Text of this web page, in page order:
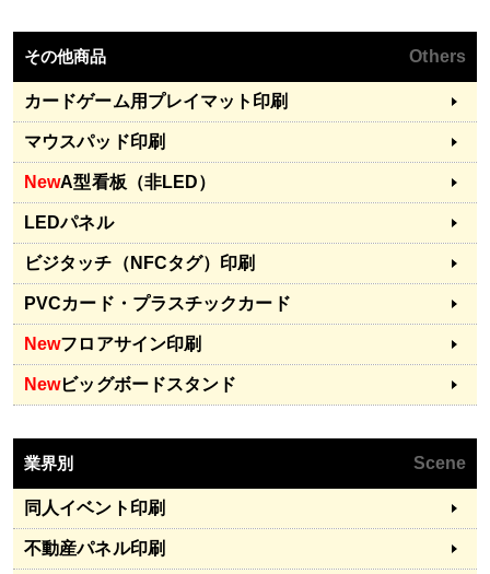
その他商品 Others
カードゲーム用プレイマット印刷
マウスパッド印刷
NewA型看板（非LED）
LEDパネル
ビジタッチ（NFCタグ）印刷
PVCカード・プラスチックカード
Newフロアサイン印刷
Newビッグボードスタンド
業界別 Scene
同人イベント印刷
不動産パネル印刷